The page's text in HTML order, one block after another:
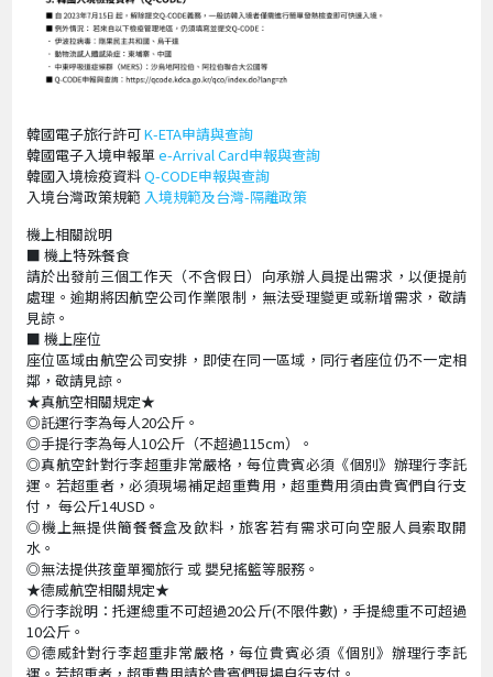
韓國電子旅行許可K-ETA申請與查詢
韓國電子入境申報單e-Arrival Card申報與查詢
韓國入境檢疫資料Q-CODE申報與查詢
入境台灣政策規範 入境規範及台灣-隔離政策
機上相關說明
■ 機上特殊餐食
請於出發前三個工作天（不含假日）向承辦人員提出需求，以便提前
處理。逾期將因航空公司作業限制，無法受理變更或新增需求，敬請
見諒。
■ 機上座位
座位區域由航空公司安排，即使在同一區域，同行者座位仍不一定相
鄰，敬請見諒。
★真航空相關規定★
◎託運行李為每人20公斤。
◎手提行李為每人10公斤（不超過115cm）。
◎真航空針對行李超重非常嚴格，每位貴賓必須《個別》辦理行李託
運。若超重者，必須現場補足超重費用，超重費用須由貴賓們自行支
付， 每公斤14USD。
◎機上無提供簡餐餐盒及飲料，旅客若有需求可向空服人員索取開
水。
◎無法提供孩童單獨旅行 或 嬰兒搖籃等服務。
★德威航空相關規定★
◎行李說明：托運總重不可超過20公斤(不限件數)，手提總重不可超過
10公斤。
◎德威針對行李超重非常嚴格，每位貴賓必須《個別》辦理行李託